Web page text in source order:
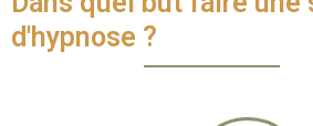
d'hypnose ?